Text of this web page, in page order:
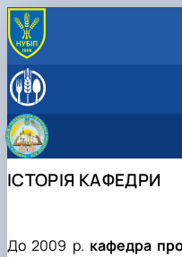
ПРО КАФЕДРУ
Здобутки
ОСВІТНЯ ДІЯЛЬНІСТЬ
виробництв»
Культурно-
НАУКОВА ДІЯЛЬНІСТЬ
Конференції
ВСТУП-2026:
ІСТОРІЯ КАФЕДРИ
До 2009 р. кафедра